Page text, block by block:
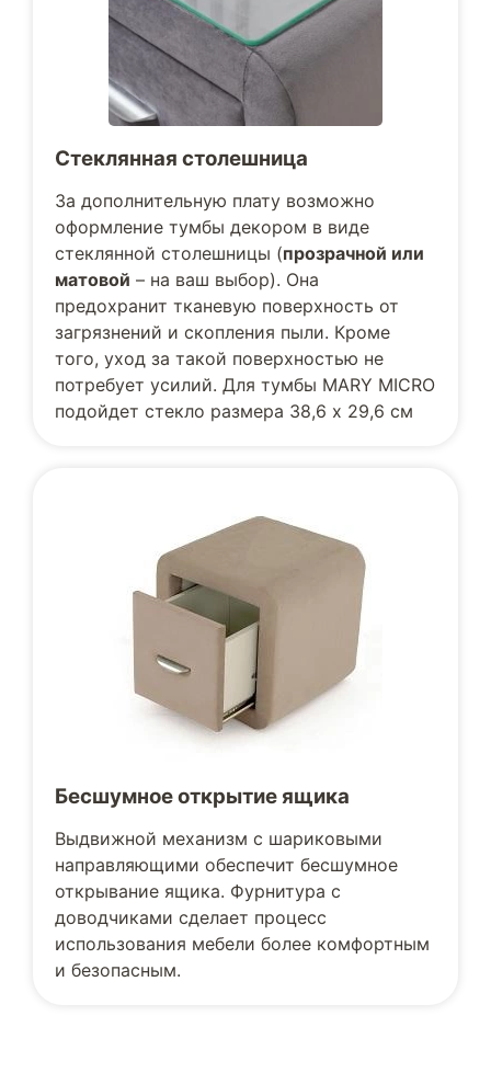
Стеклянная столешница
За дополнительную плату возможно
оформление тумбы декором в виде
стеклянной столешницы (прозрачной или
матовой – на ваш выбор). Она
предохранит тканевую поверхность от
загрязнений и скопления пыли. Кроме
того, уход за такой поверхностью не
потребует усилий. Для тумбы MARY MICRO
подойдет стекло размера 38,6 х 29,6 см
Бесшумное открытие ящика
Выдвижной механизм с шариковыми
направляющими обеспечит бесшумное
открывание ящика. Фурнитура с
доводчиками сделает процесс
использования мебели более комфортным
и безопасным.